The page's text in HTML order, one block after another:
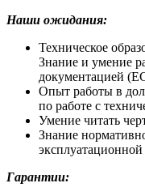
Наши ожидания:
Техническое
Знание и умение
документацией
Опыт работы в
по работе с
Умение читать
Знание
Гарантии: